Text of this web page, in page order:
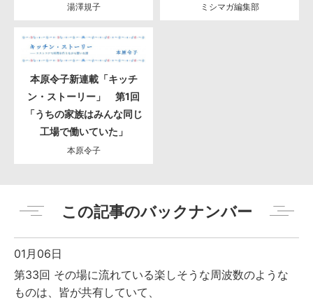
湯澤規子 ミシマガ編集部
本原令子新連載「キッチ
ン・ストーリー」 第1回
「うちの家族はみんな同じ
工場で働いていた」
本原令子
この記事のバックナンバー
01月06日
第33回 その場に流れている楽しそうな周波数のような
ものは、皆が共有していて、